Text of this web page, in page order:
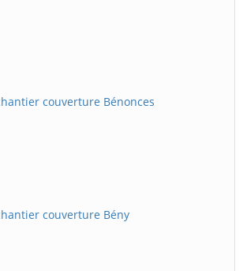
couverture Bénonces
couverture Bény